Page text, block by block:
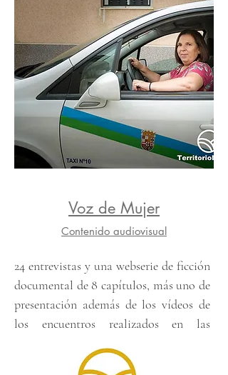
Voz de Mujer
Contenido audiovisual
24 entrevistas y una webserie de ficción
documental de 8 capítulos, más uno de
presentación además de los vídeos de
los encuentros realizados en las